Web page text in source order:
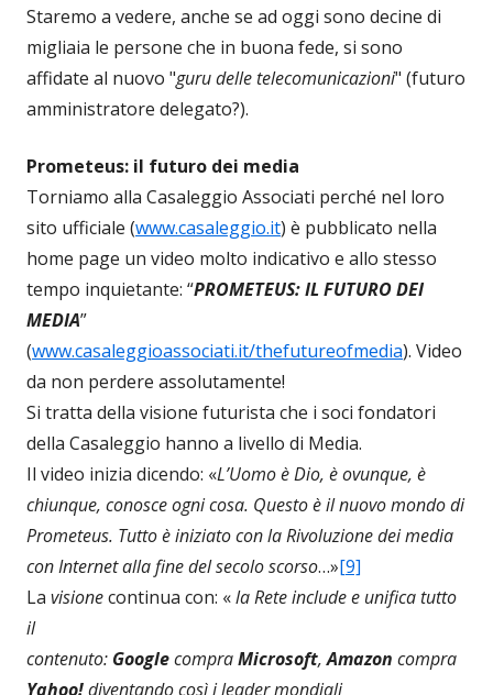
Staremo a vedere, anche se ad oggi sono decine di
migliaia le persone che in buona fede, si sono
affidate al nuovo "guru delle telecomunicazioni" (futuro
amministratore delegato?).
Prometeus: il futuro dei media
Torniamo alla Casaleggio Associati perché nel loro
sito ufficiale (www.casaleggio.it) è pubblicato nella
home page un video molto indicativo e allo stesso
tempo inquietante: “PROMETEUS: IL FUTURO DEI
MEDIA”
(www.casaleggioassociati.it/thefutureofmedia). Video
da non perdere assolutamente!
Si tratta della visione futurista che i soci fondatori
della Casaleggio hanno a livello di Media.
Il video inizia dicendo: «L’Uomo è Dio, è ovunque, è
chiunque, conosce ogni cosa. Questo è il nuovo mondo di
Prometeus. Tutto è iniziato con la Rivoluzione dei media
con Internet alla fine del secolo scorso…»[9]
La visionecontinua con: «la Reteinclude e unifica tutto
il
contenuto: GooglecompraMicrosoft,Amazon compra
Yahoo!diventando così i leader mondiali